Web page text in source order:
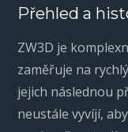
Přehled a
ZW3D je
zaměřuje na
jejich následnou
neustále vyvíjí,